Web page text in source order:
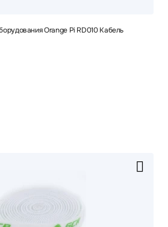
Orange Pi RD010 Кабель